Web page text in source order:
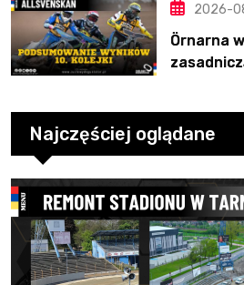
2026-
Örnarna
Najczęściej oglądane